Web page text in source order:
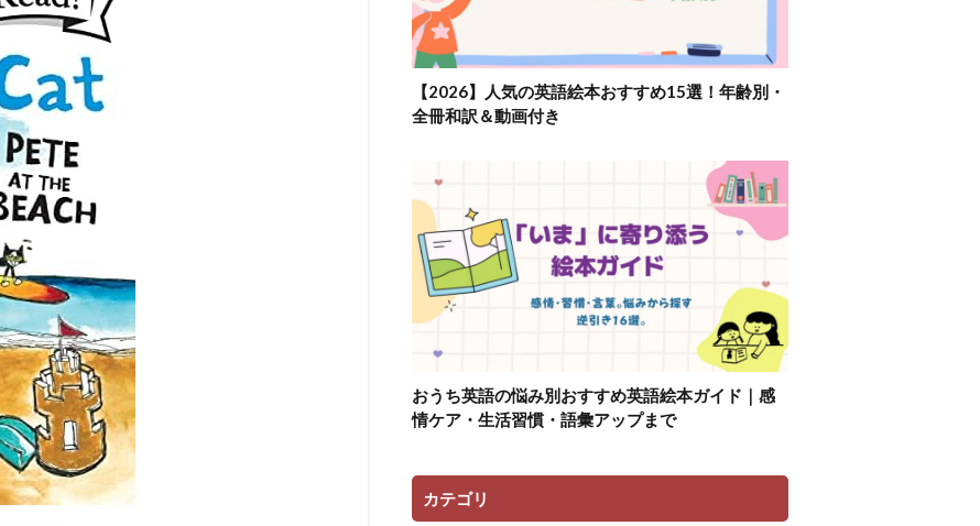
【2026】人気の英語絵本おすすめ15選！年齢別・
全冊和訳＆動画付き
おうち英語の悩み別おすすめ英語絵本ガイド｜感
情ケア・生活習慣・語彙アップまで
カテゴリ